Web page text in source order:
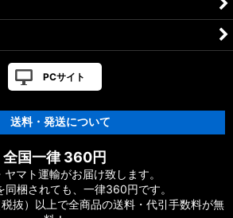
PCサイト
送料・発送について
全国一律 360円
ヤマト運輸がお届け致します。
同梱されても、一律360円です。
抜）以上で全商品の送料・代引手数料が無